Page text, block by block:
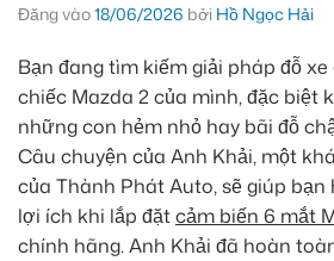
Đăng vào18/06/2026 bởi Hồ Ngọc Hải
Bạn đang tìm kiếm giải pháp đỗ
chiếc Mazda 2 của mình, đặc biệt
những con hẻm nhỏ hay bãi đỗ
Câu chuyện của Anh Khải, một
của Thành Phát Auto, sẽ giúp
lợi ích khi lắp đặtcảm biến 6 mắt
chính hãng. Anh Khải đã hoàn